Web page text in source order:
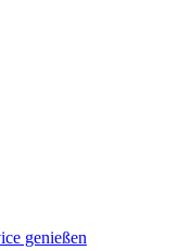
genießen